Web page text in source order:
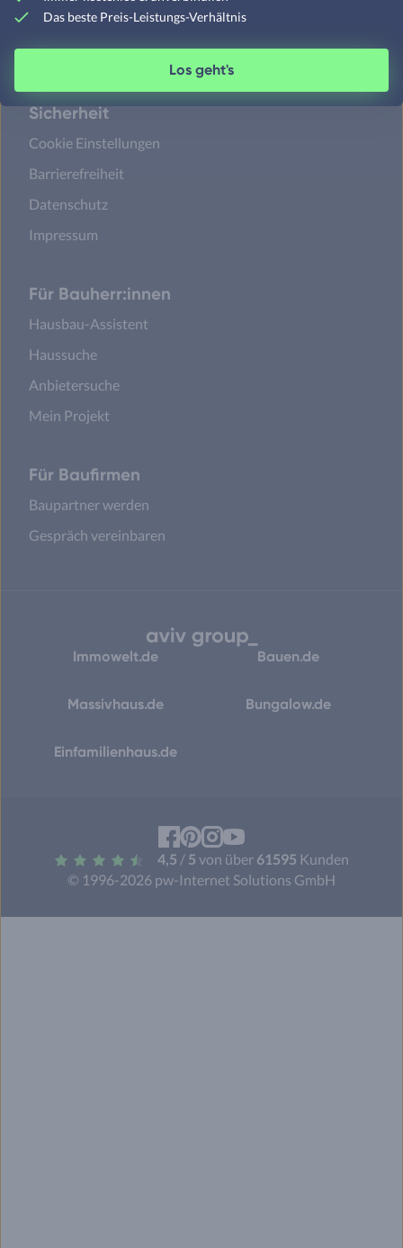
FAQ
Sitemap
Sicherheit
Cookie Einstellungen
Barrierefreiheit
Datenschutz
Impressum
Für Bauherr:innen
Hausbau-Assistent
Haussuche
Anbietersuche
Mein Projekt
Für Baufirmen
Baupartner werden
Gespräch vereinbaren
Immowelt.de Bauen.de
Massivhaus.de Bungalow.de
Einfamilienhaus.de
© 1996-2026 pw-Internet Solutions GmbH
4,5 / 5 von über 61595 Kunden
Facebook
Pinterest
Instagram
Das beste Preis-Leistungs-Verhältnis
Los geht's